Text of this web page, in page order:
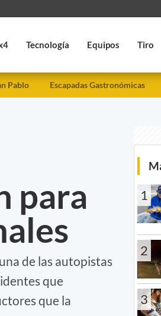
Tecnología Equipos Tiro
Pablo Escapadas Gastronómicas
para
de las autopistas
que
que la
1
2
3